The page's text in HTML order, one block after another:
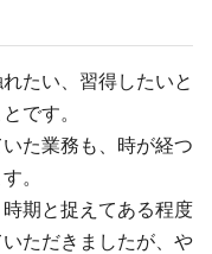
たい、習得したいと
です。
た業務も、時が経つ
。
期と捉えてある程度
ただきましたが、や